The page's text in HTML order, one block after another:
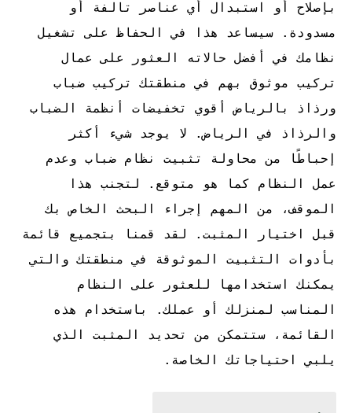
بإصلاح أو استبدال أي عناصر تالفة أو
مسدودة. سيساعد هذا في الحفاظ على تشغيل
نظامك في أفضل حالاته
العثور على عمال
تركيب موثوق بهم في منطقتك تركيب ضباب
ورذاذ بالرياض أقوي تخفيضات أنظمة الضباب
والرذاذ في الرياض. لا يوجد شيء أكثر
إحباطًا من محاولة تثبيت نظام ضباب وعدم
عمل النظام كما هو متوقع. لتجنب هذا
الموقف، من المهم إجراء البحث الخاص بك
قبل اختيار المثبت. لقد قمنا بتجميع قائمة
بأدوات التثبيت الموثوقة في منطقتك والتي
يمكنك استخدامها للعثور على النظام
المناسب لمنزلك أو عملك. باستخدام هذه
القائمة، ستتمكن من تحديد المثبت الذي
يلبي احتياجاتك الخاصة.